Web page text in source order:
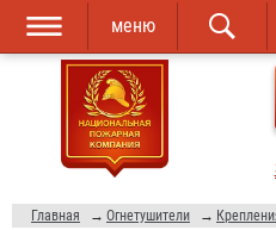
Перейти к
основному
содержанию
Skip to
navigation
меню
Главная → Огнетушители →